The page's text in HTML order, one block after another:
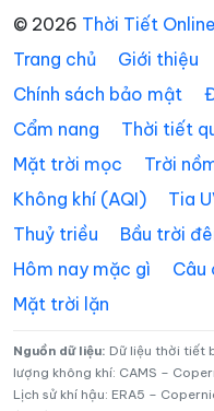
© 2026 Thời Tiết Online
Trang chủ
Giới thiệu
Chính sách bảo mật
Cẩm nang
Thời tiết
Mặt trời mọc
Trời
Không khí (AQI)
Tia
Thuỷ triều
Bầu trời
Hôm nay mặc gì
Câu
Mặt trời lặn
Nguồn dữ liệu: Dữ liệu thời tiết
lượng không khí: CAMS –
Lịch sử khí hậu: ERA5 –